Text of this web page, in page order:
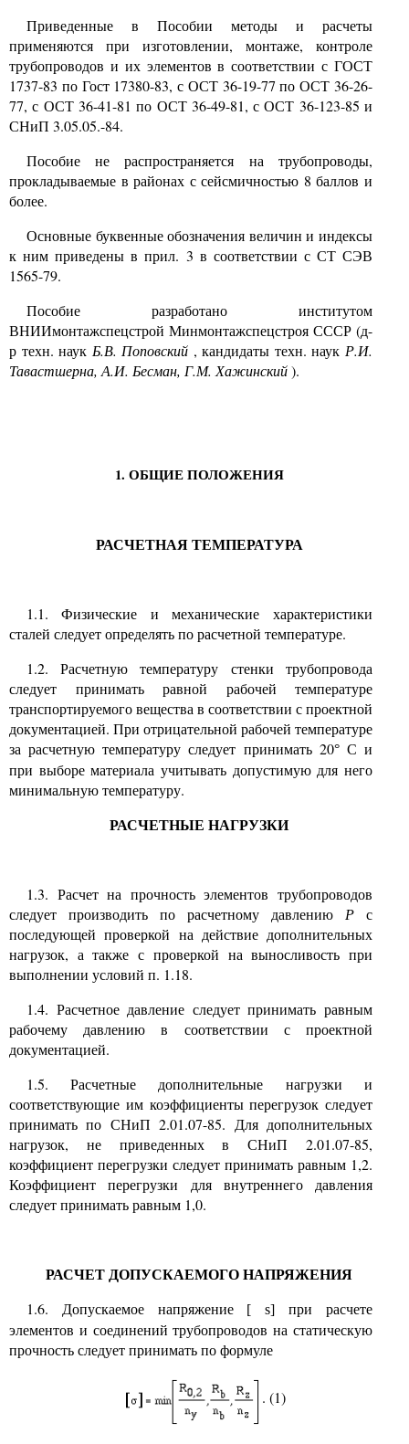
Приведенные в Пособии методы и расчеты
применяются при изготовлении, монтаже, контроле
трубопроводов и их элементов в соответствии с ГОСТ
1737-83 по Гост 17380-83, с ОСТ 36-19-77 по ОСТ 36-26-
77, с ОСТ 36-41-81 по ОСТ 36-49-81, с ОСТ 36-123-85 и
СНиП 3.05.05.-84.
Пособие не распространяется на трубопроводы,
прокладываемые в районах с сейсмичностью 8 баллов и
более.
Основные буквенные обозначения величин и индексы
к ним приведены в прил. 3 в соответствии с СТ СЭВ
1565-79.
Пособие разработано институтом
ВНИИмонтажспецстрой Минмонтажспецстроя СССР (д-
р техн. наук Б.В. Поповский , кандидаты техн. наук Р.И.
Тавастшерна, А.И. Бесман, Г.М. Хажинский).
1. ОБЩИЕ ПОЛОЖЕНИЯ
РАСЧЕТНАЯ ТЕМПЕРАТУРА
1.1. Физические и механические характеристики
сталей следует определять по расчетной температуре.
1.2. Расчетную температуру стенки трубопровода
следует принимать равной рабочей температуре
транспортируемого вещества в соответствии с проектной
документацией. При отрицательной рабочей температуре
за расчетную температуру следует принимать 20°С и
при выборе материала учитывать допустимую для него
минимальную температуру.
РАСЧЕТНЫЕ НАГРУЗКИ
1.3. Расчет на прочность элементов трубопроводов
следует производить по расчетному давлению Р с
последующей проверкой на действие дополнительных
нагрузок, а также с проверкой на выносливость при
выполнении условий п. 1.18.
1.4. Расчетное давление следует принимать равным
рабочему давлению в соответствии с проектной
документацией.
1.5. Расчетные дополнительные нагрузки и
соответствующие им коэффициенты перегрузок следует
принимать по СНиП 2.01.07-85. Для дополнительных
нагрузок, не приведенных в СНиП 2.01.07-85,
коэффициент перегрузки следует принимать равным 1,2.
Коэффициент перегрузки для внутреннего давления
следует принимать равным 1,0.
РАСЧЕТ ДОПУСКАЕМОГО НАПРЯЖЕНИЯ
1.6. Допускаемое напряжение [ s]
при расчете
элементов и соединений трубопроводов на статическую
прочность следует принимать по формуле
. (1)